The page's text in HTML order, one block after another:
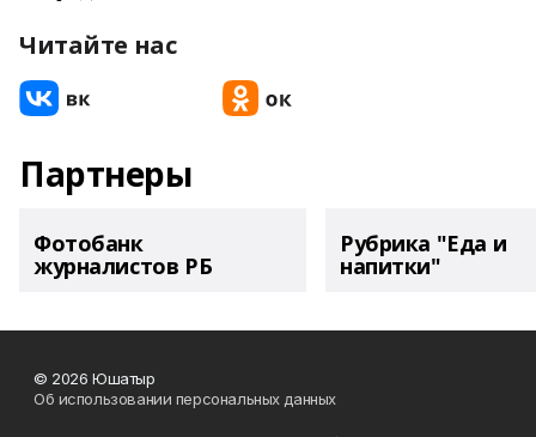
Читайте нас
Партнеры
Фотобанк
журналистов РБ
Рубрика "Еда и
напитки"
© 2026 Юшатыр
Об использовании персональных данных